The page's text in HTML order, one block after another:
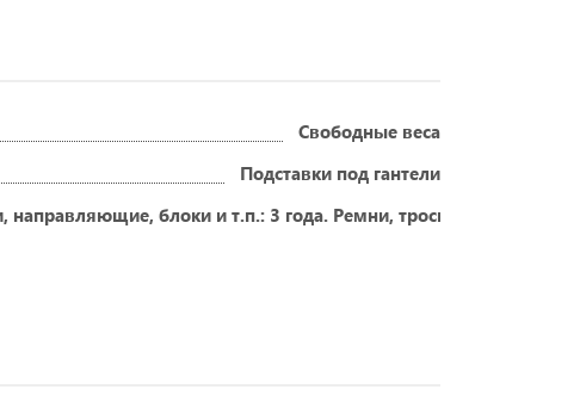
Свободные веса
Подставки под гантели
блоки и т.п.: 3 года. Ремни, тросы: 1 год.